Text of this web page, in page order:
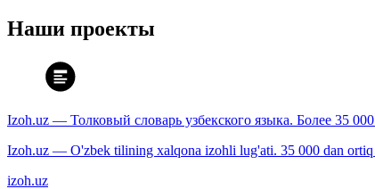
Наши проекты
Izoh.uz — Толковый словарь узбекского языка. Более 35
Izoh.uz — O'zbek tilining xalqona izohli lug'ati. 35 000 dan
izoh.uz